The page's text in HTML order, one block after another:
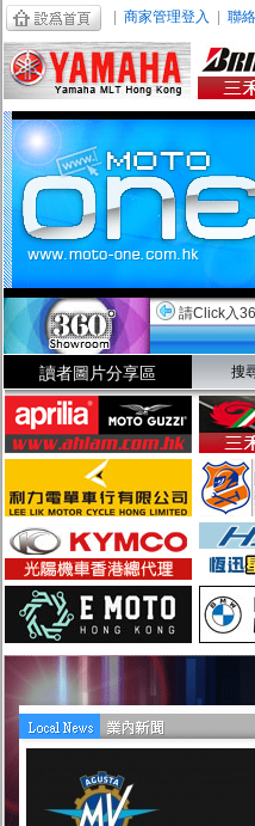
商家管理登入 聯
請Click入
讀者圖片分享區 搜